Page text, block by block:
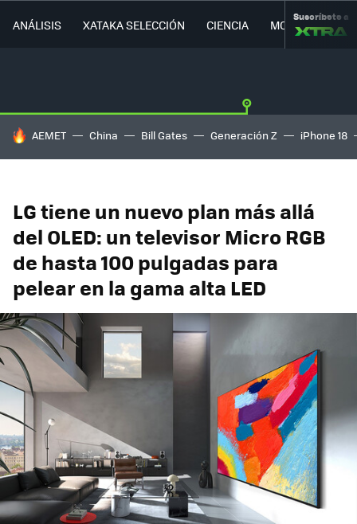
ANÁLISIS XATAKA SELECCIÓN CIENCIA MOVILIDAD
Suscríbete a
HOY SE HABLA DE
AEMET China Bill Gates Generación Z iPhone 18
LG tiene un nuevo plan más allá
del OLED: un televisor Micro RGB
de hasta 100 pulgadas para
pelear en la gama alta LED